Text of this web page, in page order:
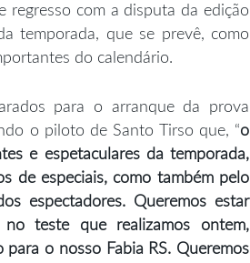
regresso com a disputa da edição
temporada, que se prevê, como
do calendário.
para o arranque da prova
o piloto de Santo Tirso que, “o
e espetaculares da temporada,
de especiais, como também pelo
espectadores. Queremos estar
teste que realizamos ontem,
o nosso Fabia RS. Queremos